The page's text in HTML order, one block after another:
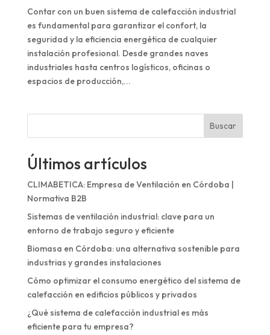
Contar con un buen sistema de calefacción industrial
es fundamental para garantizar el confort, la
seguridad y la eficiencia energética de cualquier
instalación profesional. Desde grandes naves
industriales hasta centros logísticos, oficinas o
espacios de producción,...
Buscar
Últimos artículos
CLIMABETICA: Empresa de Ventilación en Córdoba |
Normativa B2B
Sistemas de ventilación industrial: clave para un
entorno de trabajo seguro y eficiente
Biomasa en Córdoba: una alternativa sostenible para
industrias y grandes instalaciones
Cómo optimizar el consumo energético del sistema de
calefacción en edificios públicos y privados
¿Qué sistema de calefacción industrial es más
eficiente para tu empresa?